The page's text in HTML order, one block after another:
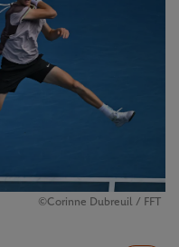
©Corinne Dubreuil / FFT